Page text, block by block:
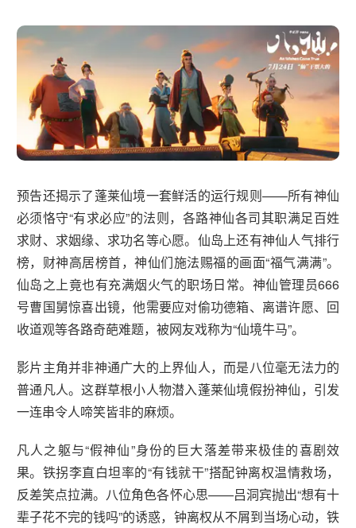
预告还揭示了蓬莱仙境一套鲜活的运行规则——所有神仙
必须恪守“有求必应”的法则，各路神仙各司其职满足百姓
求财、求姻缘、求功名等心愿。仙岛上还有神仙人气排行
榜，财神高居榜首，神仙们施法赐福的画面“福气满满”。
仙岛之上竟也有充满烟火气的职场日常。神仙管理员666
号曹国舅惊喜出镜，他需要应对偷功德箱、离谱许愿、回
收道观等各路奇葩难题，被网友戏称为“仙境牛马”。
影片主角并非神通广大的上界仙人，而是八位毫无法力的
普通凡人。这群草根小人物潜入蓬莱仙境假扮神仙，引发
一连串令人啼笑皆非的麻烦。
凡人之躯与“假神仙”身份的巨大落差带来极佳的喜剧效
果。铁拐李直白坦率的“有钱就干”搭配钟离权温情救场，
反差笑点拉满。八位角色各怀心思——吕洞宾抛出“想有十
辈子花不完的钱吗”的诱惑，钟离权从不屑到当场心动，铁